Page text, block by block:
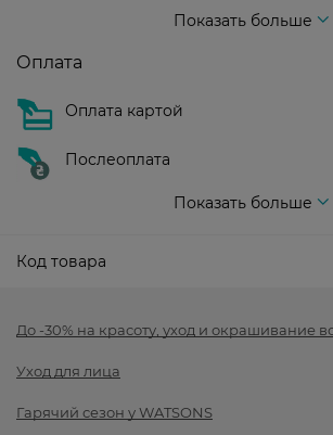
Показать больше
Оплата
Оплата картой
Послеоплата
Показать больше
Код товара
До -30% на красоту, уход и окрашивание
Уход для лица
Гарячий сезон у WATSONS